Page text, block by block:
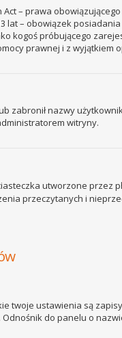
– prawa
lat – obowiązek
kogoś próbującego
prawnej i z
zabronił nazwy
witryny.
utworzone przez
przeczytanych i
twoje ustawienia są
do panelu o